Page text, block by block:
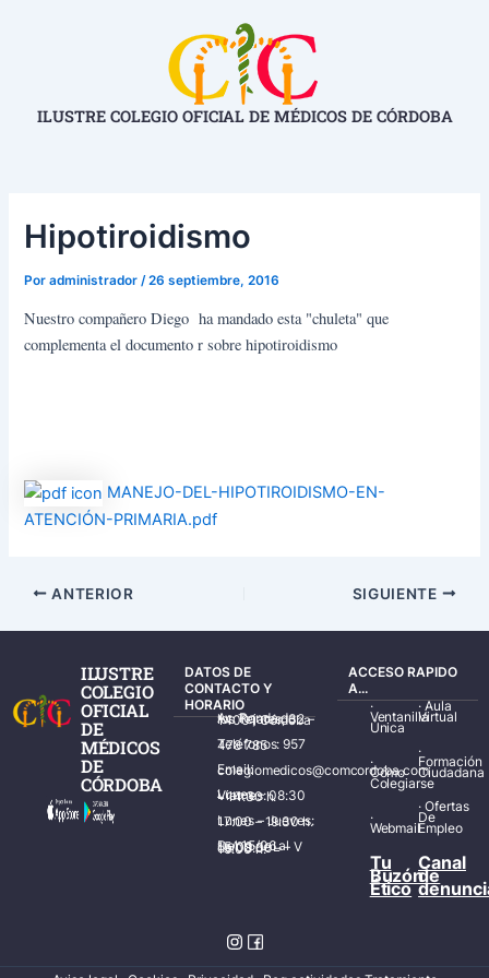
ILUSTRE COLEGIO OFICIAL DE MÉDICOS DE CÓRDOBA
Hipotiroidismo
Poradministrador /26 septiembre, 2016
Nuestro compañero Diego ha mandado esta "chuleta" que
complementa el documento r sobre hipotiroidismo
MANEJO-DEL-HIPOTIROIDISMO-EN-
ATENCIÓN-PRIMARIA.pdf
ANTERIOR SIGUIENTE
ILUSTRE
COLEGIO
OFICIAL
DE
MÉDICOS
DE
CÓRDOBA
DATOS DE
CONTACTO Y
HORARIO
Av. Ronda de los Tejares, 32 – 14001 Córdoba
Teléfonos: 957 478 785
Email: colegiomedicos@comcordoba.com
Lunes – Viernes: 08:30 – 14:30 h.
Lunes – Jueves: 17:00 – 19:30 h.
Del 15/06 al 15/09 de L – V de 08:00 – 15:00 h.
ACCESO RAPIDO
A...
·
Ventanilla
Única
·
Cómo
Colegiarse
·
Webmail
·Aula
Virtual
·
Formación
Ciudadana
·Ofertas
De
Empleo
Tu
Buzón
Ético
Canal
de